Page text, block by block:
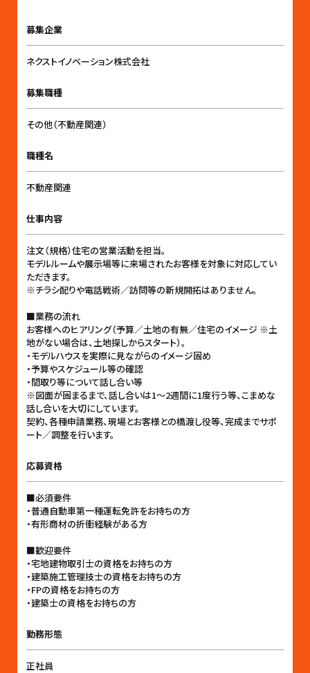
募集企業
ネクストイノベーション株式会社
募集職種
その他（不動産関連）
職種名
不動産関連
仕事内容
注文（規格）住宅の営業活動を担当。
モデルルームや展示場等に来場されたお客様を対象に対応してい
ただきます。
※チラシ配りや電話戦術／訪問等の新規開拓はありません。
■業務の流れ
お客様へのヒアリング（予算／土地の有無／住宅のイメージ ※土
地がない場合は、土地探しからスタート）。
・モデルハウスを実際に見ながらのイメージ固め
・予算やスケジュール等の確認
・間取り等について話し合い等
※図面が固まるまで、話し合いは1〜2週間に1度行う等、こまめな
話し合いを大切にしています。
契約、各種申請業務、現場とお客様との橋渡し役等、完成までサポ
ート／調整を行います。
応募資格
■必須要件
・普通自動車第一種運転免許をお持ちの方
・有形商材の折衝経験がある方
■歓迎要件
・宅地建物取引士の資格をお持ちの方
・建築施工管理技士の資格をお持ちの方
・FPの資格をお持ちの方
・建築士の資格をお持ちの方
勤務形態
正社員